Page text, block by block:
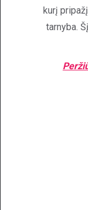
kurį
tarnyba.